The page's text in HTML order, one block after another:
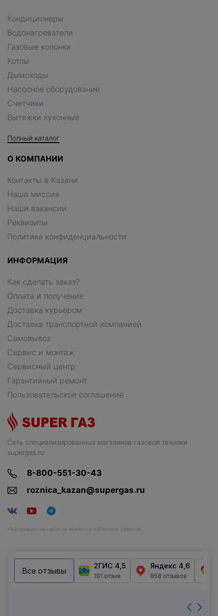
Сеть специализированных магазинов газовой техники
supergas.ru
8-800-551-30-43
roznica_kazan@supergas.ru
Информация на сайте не является публичной офертой
Кондиционеры
Водонагреватели
Газовые колонки
Котлы
Дымоходы
Насосное оборудование
Счетчики
Вытяжки кухонные
Полный каталог
О КОМПАНИИ
Контакты в Казани
Наша миссия
Наши вакансии
Реквизиты
Политика конфиденциальности
ИНФОРМАЦИЯ
Как сделать заказ?
Оплата и получение
Доставка курьером
Доставка транспортной компанией
Самовывоз
Сервис и монтаж
Сервисный центр
Гарантийный ремонт
Пользовательское соглашение